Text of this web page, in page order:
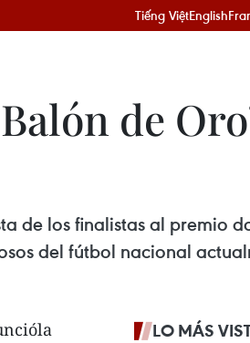
Tiếng ViệtEnglish
de
de los finalistas al premio
del fútbol nacional
LO MÁS